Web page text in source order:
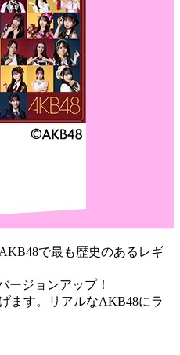
で最も歴史のあるレギ
ージョンアップ！
ます。リアルなAKB48にラ